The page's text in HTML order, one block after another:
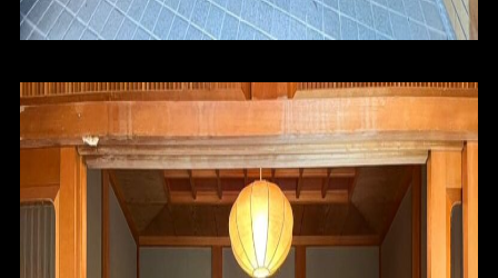
ABOUT
CONTACT